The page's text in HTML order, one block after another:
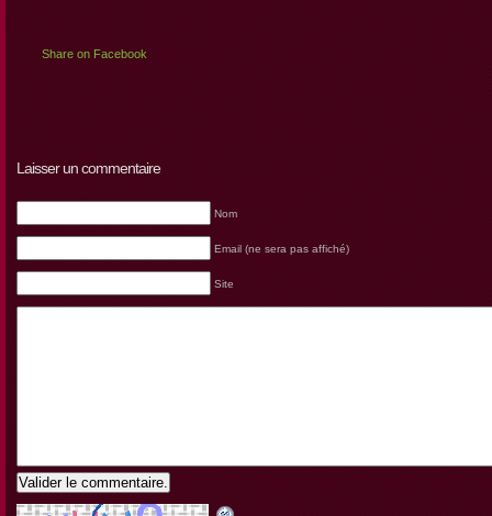
Share on Facebook
Laisser un commentaire
Nom
Email (ne sera pas affiché)
Site
Valider le commentaire.